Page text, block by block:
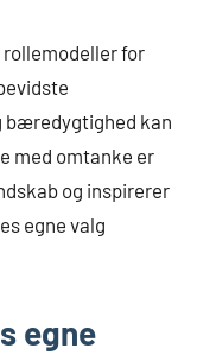
for
bæredygtighed kan
med omtanke er
og inspirerer
egne valg
egne